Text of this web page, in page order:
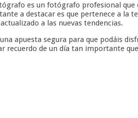
es un fotógrafo profesional
a destacar es que pertenece a la
a las nuevas tendencias.
una apuesta segura para que podáis
recuerdo de un día tan importante